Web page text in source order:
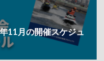
11月の開催スケジュ